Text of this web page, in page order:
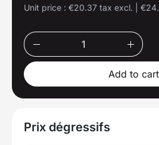
Unit price : €20.37 tax excl.
Add to cart
Prix dégressifs